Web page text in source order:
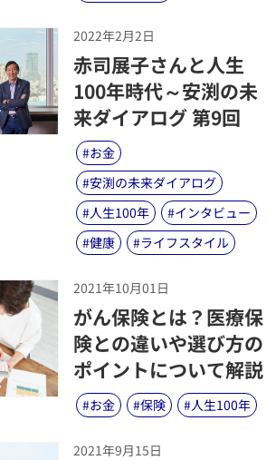
2022年2月2日
​赤司展子さんと人生
100年時代～安渕の未
来ダイアログ 第9回
#お金
#安渕の未来ダイアログ
#人生100年 #インタビュー
#健康 #ライフスタイル
2021年10月01日
​がん保険とは？医療保
険との違いや選び方の
ポイントについて解説
#お金 #保険 #人生100年
2021年9月15日